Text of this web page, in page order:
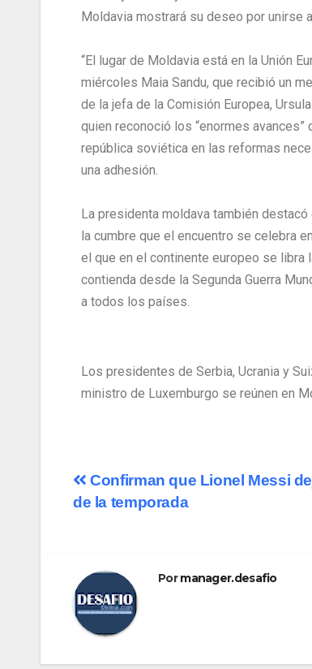
Moldavia mostrará su deseo por unirse a
“El lugar de Moldavia está en la Unión
miércoles Maia Sandu, que recibió un
de la jefa de la Comisión Europea,
quien reconoció los “enormes avances”
república soviética en las reformas
una adhesión.
La presidenta moldava también destacó
la cumbre que el encuentro se celebra
el que en el continente europeo se libra
contienda desde la Segunda Guerra
a todos los países.
Los presidentes de Serbia, Ucrania y
ministro de Luxemburgo se reúnen en
Confirman que Lionel Messi
de la temporada
Pormanager.desafio